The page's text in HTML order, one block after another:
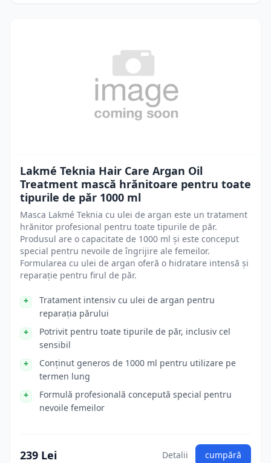
Lakmé Teknia Hair Care Argan Oil
Treatment mască hrănitoare pentru toate
tipurile de păr 1000 ml
Masca Lakmé Teknia cu ulei de argan este un tratament
hrănitor profesional pentru toate tipurile de păr.
Produsul are o capacitate de 1000 ml și este conceput
special pentru nevoile de îngrijire ale femeilor.
Formularea cu ulei de argan oferă o hidratare intensă și
reparație pentru firul de păr.
Tratament intensiv cu ulei de argan pentru
reparația părului
Potrivit pentru toate tipurile de păr, inclusiv cel
sensibil
Conținut generos de 1000 ml pentru utilizare pe
termen lung
Formulă profesională concepută special pentru
nevoile femeilor
239 Lei Detalii cumpără